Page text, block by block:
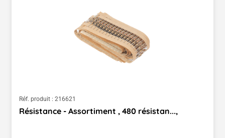
Réf. produit : 216621
Résistance - Assortiment , 480 résistan...,